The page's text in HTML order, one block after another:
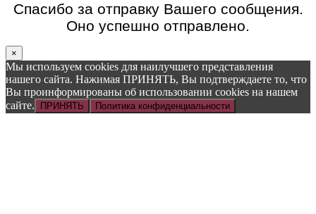
Спасибо за отправку Вашего сообщения.
Оно успешно отправлено.
×
Мы используем cookies для наилучшего представления
нашего сайта. Нажимая ПРИНЯТЬ, Вы подтверждаете то, что
Вы проинформированы об использовании cookies на нашем
сайте.
ПРИНЯТЬ Политика конфиденциальности